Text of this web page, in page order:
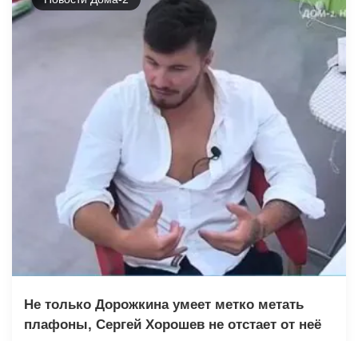
Не только Дорожкина умеет метко метать
плафоны, Сергей Хорошев не отстает от неё